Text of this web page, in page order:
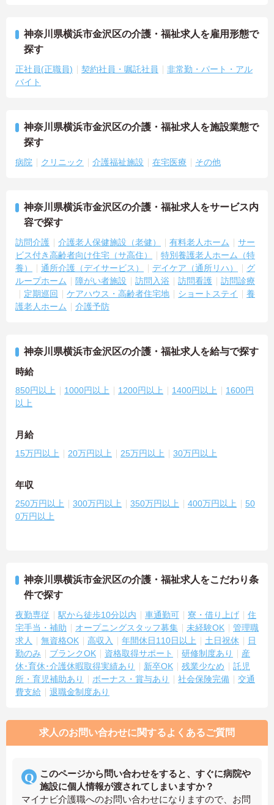
神奈川県横浜市金沢区の介護・福祉求人を雇用形態で
探す
正社員(正職員) 契約社員・嘱託社員
非常勤・パート・アル
バイト
神奈川県横浜市金沢区の介護・福祉求人を施設業態で
探す
病院 クリニック 介護福祉施設 在宅医療 その他
神奈川県横浜市金沢区の介護・福祉求人をサービス内
容で探す
訪問介護 介護老人保健施設（老健） 有料老人ホーム
サー
ビス付き高齢者向け住宅（サ高住）
特別養護老人ホーム（特
養）
通所介護（デイサービス） デイケア（通所リハ）
グ
ループホーム
障がい者施設 訪問入浴 訪問看護
訪問診療
定期巡回
ケアハウス・高齢者住宅地 ショートステイ
養
護老人ホーム
介護予防
神奈川県横浜市金沢区の介護・福祉求人を給与で探す
時給
850円以上 1000円以上 1200円以上 1400円以上
1600円
以上
月給
15万円以上 20万円以上 25万円以上 30万円以上
年収
250万円以上 300万円以上 350万円以上 400万円以上
50
0万円以上
神奈川県横浜市金沢区の介護・福祉求人をこだわり条
件で探す
夜勤専従 駅から徒歩10分以内 車通勤可 寮・借り上げ
住
宅手当・補助
オープニングスタッフ募集 未経験OK
管理職
求人
無資格OK 高収入 年間休日110日以上 土日祝休
日
勤のみ
ブランクOK 資格取得サポート 研修制度あり
産
休･育休･介護休暇取得実績あり
新卒OK 残業少なめ
託児
所・育児補助あり
ボーナス・賞与あり 社会保険完備
交通
費支給
退職金制度あり
求人のお問い合わせに関するよくあるご質問
このページから問い合わせをすると、すぐに病院や
施設に個人情報が渡されてしまいますか？
マイナビ介護職へのお問い合わせになりますので、お問